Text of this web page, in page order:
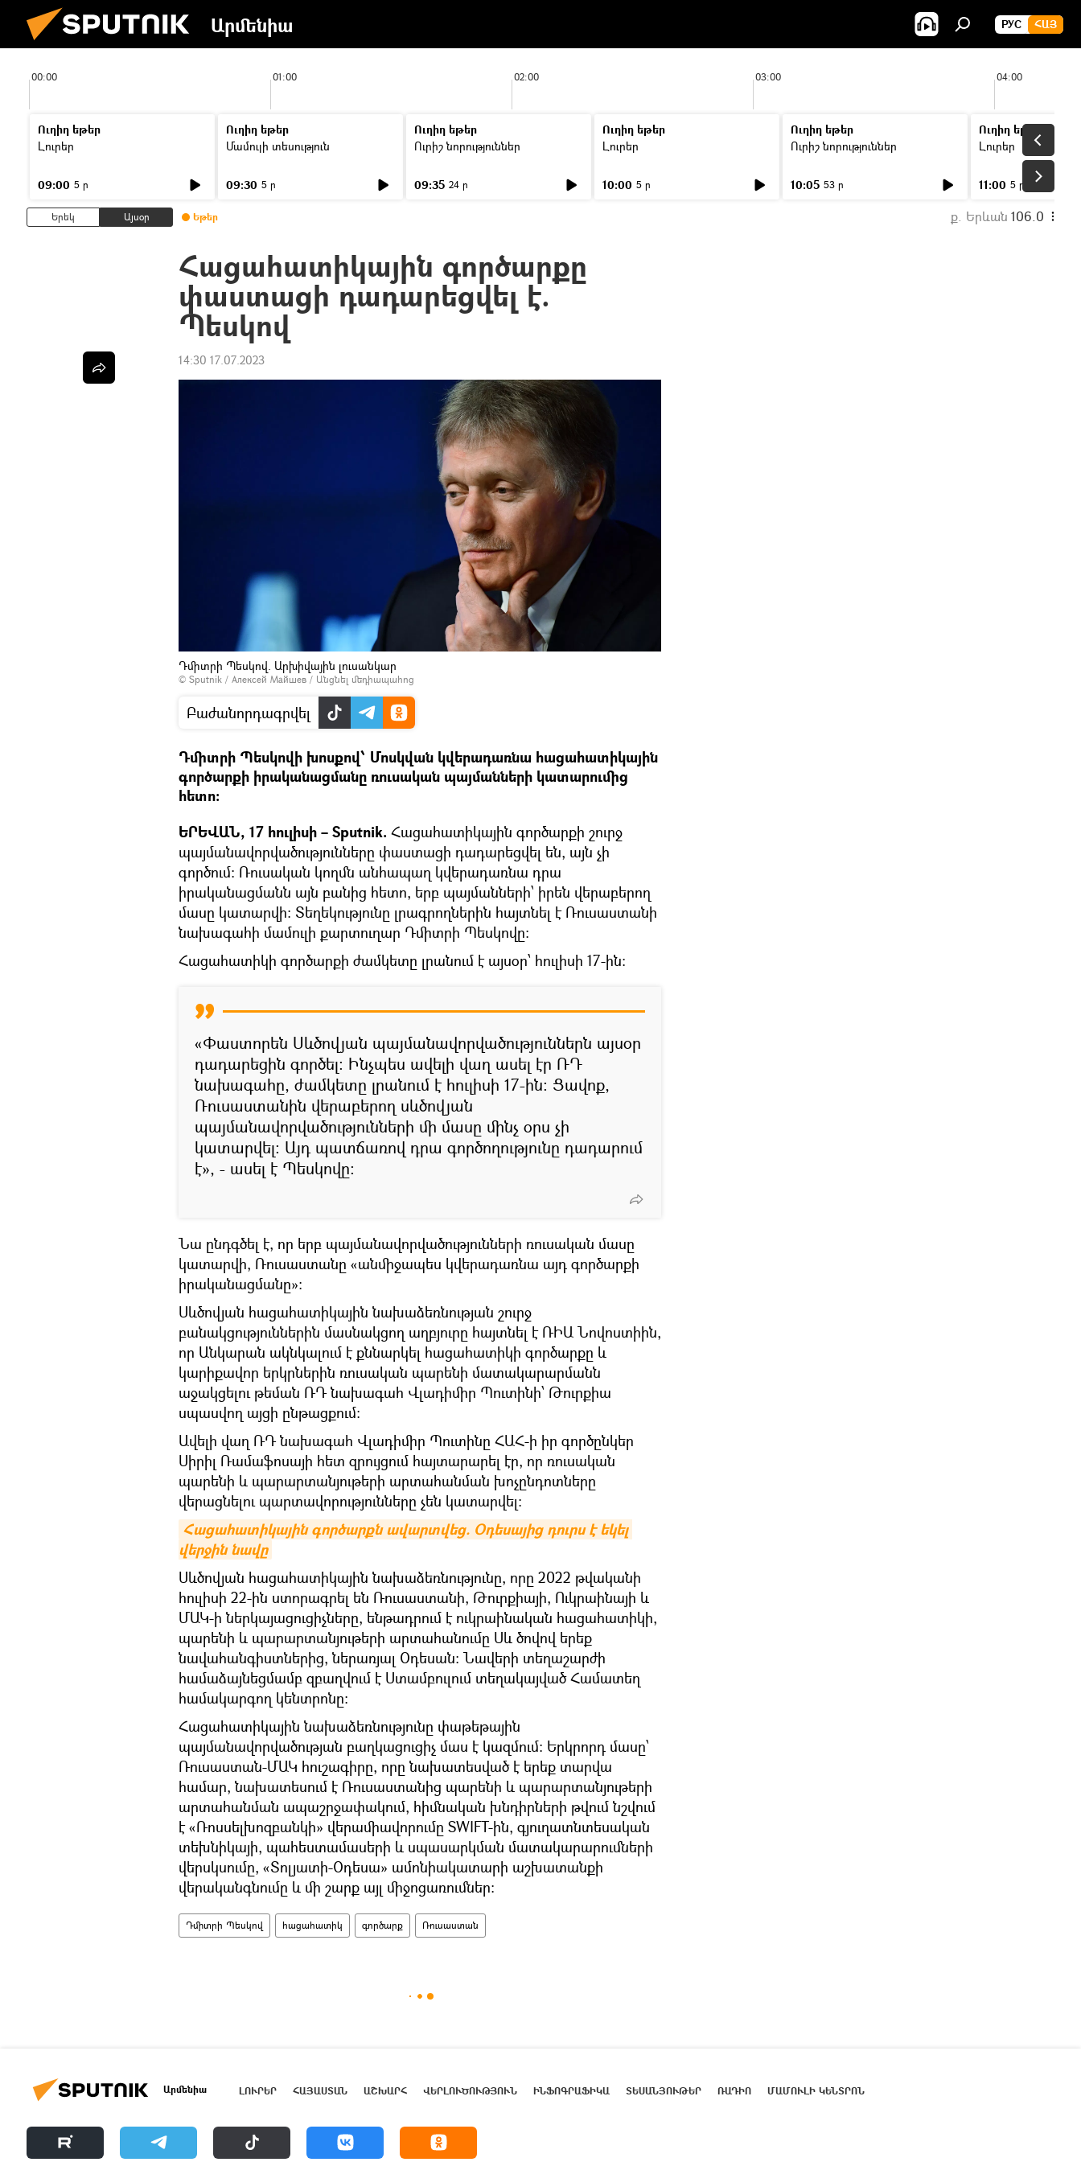
Արմենիա РУС ՀԱՅ
00:00 01:00 02:00 03:00 04:00
Ուղիղ եթեր
Լուրեր
09:00 5 ր
Ուղիղ եթեր
Մամուլի տեսություն
09:30 5 ր
Ուղիղ եթեր
Ուրիշ նորություններ
09:35 24 ր
Ուղիղ եթեր
Լուրեր
10:00 5 ր
Ուղիղ եթեր
Ուրիշ նորություններ
10:05 53 ր
Ուղիղ եթեր
Լուրեր
11:00 5 ր
Երեկ Այսօր Եթեր ք. Երևան 106.0
Հացահատիկային գործարքը
փաստացի դադարեցվել է.
Պեսկով
14:30 17.07.2023
Դմիտրի Պեսկով. Արխիվային լուսանկար
© Sputnik / Алексей Майшев / Անցնել մեդիապահոց
Բաժանորդագրվել
Դմիտրի Պեսկովի խոսքով՝ Մոսկվան կվերադառնա հացահատիկային
գործարքի իրականացմանը ռուսական պայմանների կատարումից
հետո:
ԵՐԵՎԱՆ, 17 հուլիսի – Sputnik. Հացահատիկային գործարքի շուրջ
պայմանավորվածությունները փաստացի դադարեցվել են, այն չի
գործում։ Ռուսական կողմն անհապաղ կվերադառնա դրա
իրականացմանն այն բանից հետո, երբ պայմանների՝ իրեն վերաբերող
մասը կատարվի։ Տեղեկությունը լրագրողներին հայտնել է Ռուսաստանի
նախագահի մամուլի քարտուղար Դմիտրի Պեսկովը։
Հացահատիկի գործարքի ժամկետը լրանում է այսօր՝ հուլիսի 17-ին:
«Փաստորեն Սևծովյան պայմանավորվածություններն այսօր
դադարեցին գործել։ Ինչպես ավելի վաղ ասել էր ՌԴ
նախագահը, ժամկետը լրանում է հուլիսի 17-ին։ Ցավոք,
Ռուսաստանին վերաբերող սևծովյան
պայմանավորվածությունների մի մասը մինչ օրս չի
կատարվել։ Այդ պատճառով դրա գործողությունը դադարում
է», - ասել է Պեսկովը։
Նա ընդգծել է, որ երբ պայմանավորվածությունների ռուսական մասը
կատարվի, Ռուսաստանը «անմիջապես կվերադառնա այդ գործարքի
իրականացմանը»:
Սևծովյան հացահատիկային նախաձեռնության շուրջ
բանակցություններին մասնակցող աղբյուրը հայտնել է ՌԻԱ Նովոստիին,
որ Անկարան ակնկալում է քննարկել հացահատիկի գործարքը և
կարիքավոր երկրներին ռուսական պարենի մատակարարմանն
աջակցելու թեման ՌԴ նախագահ Վլադիմիր Պուտինի՝ Թուրքիա
սպասվող այցի ընթացքում:
Ավելի վաղ ՌԴ նախագահ Վլադիմիր Պուտինը ՀԱՀ-ի իր գործընկեր
Սիրիլ Ռամաֆոսայի հետ զրույցում հայտարարել էր, որ ռուսական
պարենի և պարարտանյութերի արտահանման խոչընդոտները
վերացնելու պարտավորությունները չեն կատարվել:
Հացահատիկային գործարքն ավարտվեց. Օդեսայից դուրս է եկել
վերջին նավը
Սևծովյան հացահատիկային նախաձեռնությունը, որը 2022 թվականի
հուլիսի 22-ին ստորագրել են Ռուսաստանի, Թուրքիայի, Ուկրաինայի և
ՄԱԿ-ի ներկայացուցիչները, ենթադրում է ուկրաինական հացահատիկի,
պարենի և պարարտանյութերի արտահանումը Սև ծովով երեք
նավահանգիստներից, ներառյալ Օդեսան։ Նավերի տեղաշարժի
համաձայնեցմամբ զբաղվում է Ստամբուլում տեղակայված Համատեղ
համակարգող կենտրոնը։
Հացահատիկային նախաձեռնությունը փաթեթային
պայմանավորվածության բաղկացուցիչ մաս է կազմում։ Երկրորդ մասը՝
Ռուսաստան-ՄԱԿ հուշագիրը, որը նախատեսված է երեք տարվա
համար, նախատեսում է Ռուսաստանից պարենի և պարարտանյութերի
արտահանման ապաշրջափակում, հիմնական խնդիրների թվում նշվում
է «Ռոսսելխոզբանկի» վերամիավորումը SWIFT-ին, գյուղատնտեսական
տեխնիկայի, պահեստամասերի և սպասարկման մատակարարումների
վերսկսումը, «Տոլյատի-Օդեսա» ամոնիակատարի աշխատանքի
վերականգնումը և մի շարք այլ միջոցառումներ:
Դմիտրի Պեսկով հացահատիկ գործարք Ռուսաստան
Արմենիա ԼՈՒՐԵՐ ՀԱՅԱՍՏԱՆ ԱՇԽԱՐՀ ՎԵՐԼՈՒԾՈՒԹՅՈՒՆ ԻՆՖՈԳՐԱՖԻԿԱ ՏԵՍԱՆՅՈՒԹԵՐ ՌԱԴԻՈ ՄԱՄՈՒԼԻ ԿԵՆՏՐՈՆ